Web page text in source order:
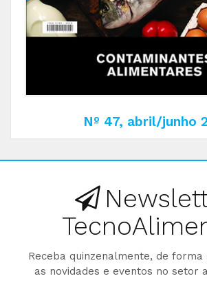
Nº 47, abril/junho
Receba quinzenalmente, de
as novidades e eventos no setor